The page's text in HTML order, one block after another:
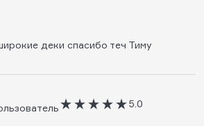
деки спасибо теч Тиму
5.0